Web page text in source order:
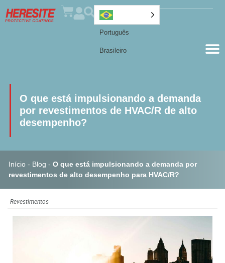
Português
Brasileiro
O que está impulsionando a demanda
por revestimentos de HVAC/R de alto
desempenho?
Início - Blog - O que está impulsionando a demanda por
revestimentos de alto desempenho para HVAC/R?
Revestimentos